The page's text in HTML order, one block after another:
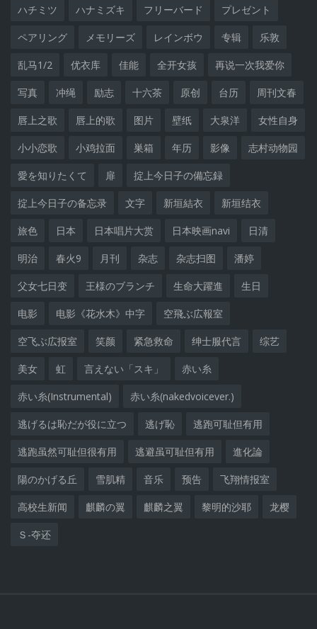
ハチミツ ハナミズキ フリーバード プレゼント
ペアリング メモリーズ レインボウ 专辑 乐敦
乱马1/2 优衣库 佳能 全开女孩 再说一次我爱你
写真 冲绳 励志 十六茶 原创 台历 周刊文春
唇上之歌 唇上的歌 图片 壁纸 大泉洋 女性自身
小小恋歌 小鸡拉面 巣箱 年历 影像 志村动物园
愛を知りたくて 扉 掟上今日子の備忘録
掟上今日子の备忘录 文字 新垣結衣 新垣结衣
旅色 日本 日本唱片大赏 日本映画navi 日清
明治 春火9 月刊 杂志 杂志扫图 潘婷
父女七日变 王様のブランチ 生命大躍進 生日
电影 电影《花水木》中字 空飛ぶ広報室
空飞ぶ広报室 笑颜 紧急救命 绅士服代言 综艺
美女 虹 言えない「スキ」 赤い糸
赤い糸(Instrumental) 赤い糸(nakedvoicever.)
逃げるは恥だが役に立つ 逃げ恥 逃跑可耻但有用
逃跑虽然可耻但很有用 逃避虽可耻但有用 進化論
陽のかげる丘 雪肌精 音乐 预告 飞翔情报室
高校生新闻 麒麟の翼 麒麟之翼 黎明的沙耶 龙樱
Ｓ-夺还